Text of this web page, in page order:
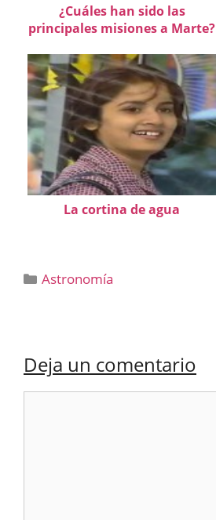
¿Cuáles han sido las
principales misiones a Marte?
La cortina de agua
Categorías
Astronomía
Deja un comentario